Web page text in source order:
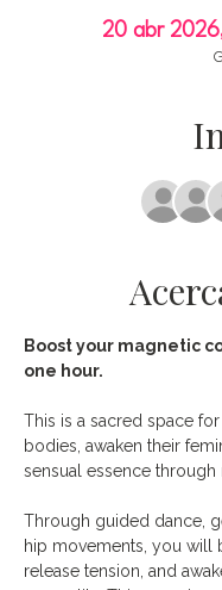
20 abr
Boost your magnetic
one hour.
This is a sacred space
bodies, awaken their
sensual essence through
Through guided dance,
hip movements, you will
release tension, and